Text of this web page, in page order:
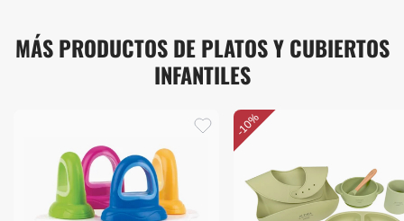
MÁS PRODUCTOS DE PLATOS Y CUBIERTOS
INFANTILES
-10%